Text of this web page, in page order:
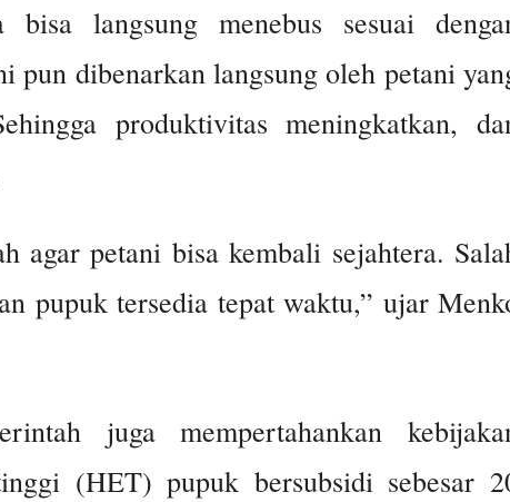
bisa langsung menebus sesuai
pun dibenarkan langsung oleh petani
produktivitas meningkatkan,
agar petani bisa kembali sejahtera.
pupuk tersedia tepat waktu,” ujar
juga mempertahankan
(HET) pupuk bersubsidi sebesar